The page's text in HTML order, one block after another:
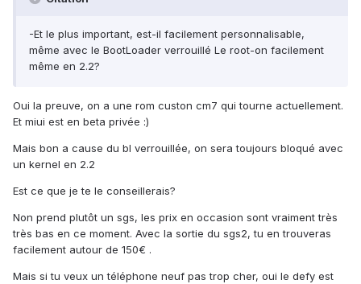
-Et le plus important, est-il facilement personnalisable,
même avec le BootLoader verrouillé Le root-on facilement
même en 2.2?
Oui la preuve, on a une rom custon cm7 qui tourne actuellement.
Et miui est en beta privée :)
Mais bon a cause du bl verrouillée, on sera toujours bloqué avec
un kernel en 2.2
Est ce que je te le conseillerais?
Non prend plutôt un sgs, les prix en occasion sont vraiment très
très bas en ce moment. Avec la sortie du sgs2, tu en trouveras
facilement autour de 150€ .
Mais si tu veux un téléphone neuf pas trop cher, oui le defy est